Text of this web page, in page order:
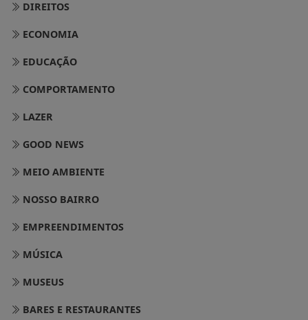
DIREITOS
ECONOMIA
EDUCAÇÃO
COMPORTAMENTO
LAZER
GOOD NEWS
MEIO AMBIENTE
NOSSO BAIRRO
EMPREENDIMENTOS
MÚSICA
MUSEUS
BARES E RESTAURANTES